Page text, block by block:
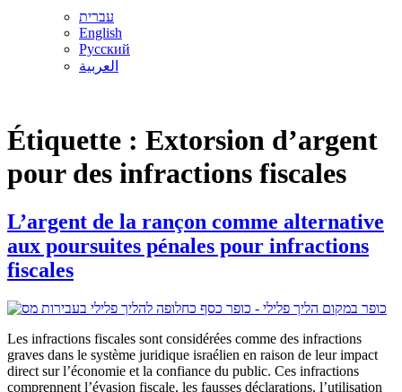
עברית
English
Русский
العربية
Étiquette : Extorsion d’argent
pour des infractions fiscales
L’argent de la rançon comme alternative
aux poursuites pénales pour infractions
fiscales
Les infractions fiscales sont considérées comme des infractions
graves dans le système juridique israélien en raison de leur impact
direct sur l’économie et la confiance du public. Ces infractions
comprennent l’évasion fiscale, les fausses déclarations, l’utilisation